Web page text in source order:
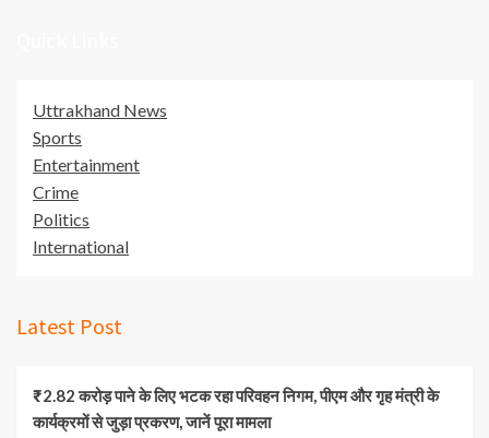
Uttrakhand News
Sports
Entertainment
Crime
Politics
International
Latest Post
₹2.82 करोड़ पाने के लिए भटक रहा परिवहन निगम, पीएम और गृह मंत्री के
कार्यक्रमों से जुड़ा प्रकरण, जानें पूरा मामला